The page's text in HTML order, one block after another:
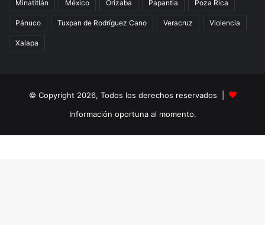
Minatitlán México Orizaba Papantla Poza Rica
Pánuco Tuxpan de Rodríguez Cano Veracruz Violencia
Xalapa
© Copyright 2026, Todos los derechos reservados |
Información oportuna al momento.